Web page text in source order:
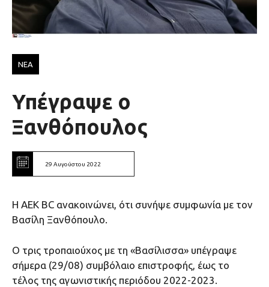
ΝΕΑ
Υπέγραψε ο
Ξανθόπουλος
29 Αυγούστου 2022
H ΑΕΚ BC ανακοινώνει, ότι συνήψε συμφωνία με τον
Βασίλη Ξανθόπουλο.
Ο τρις τροπαιούχος με τη «Βασίλισσα» υπέγραψε
σήμερα (29/08) συμβόλαιο επιστροφής, έως το
τέλος της αγωνιστικής περιόδου 2022-2023.